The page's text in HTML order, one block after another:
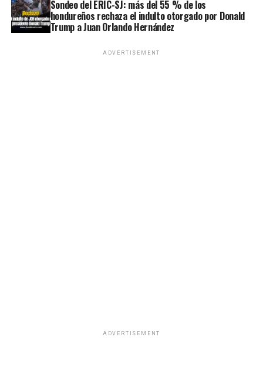
Sondeo del ERIC-SJ: más del 55 % de los
hondureños rechaza el indulto otorgado por Donald
Trump a Juan Orlando Hernández
ADVERTISEMENT
ADVERTISEMENT